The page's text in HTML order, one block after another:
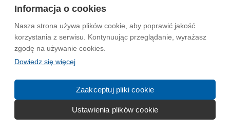
Informacja o cookies
Nasza strona używa plików cookie, aby poprawić jakość
korzystania z serwisu. Kontynuując przeglądanie, wyrażasz
zgodę na używanie cookies.
Dowiedz się więcej
Zaakceptuj pliki cookie
Ustawienia plików cookie